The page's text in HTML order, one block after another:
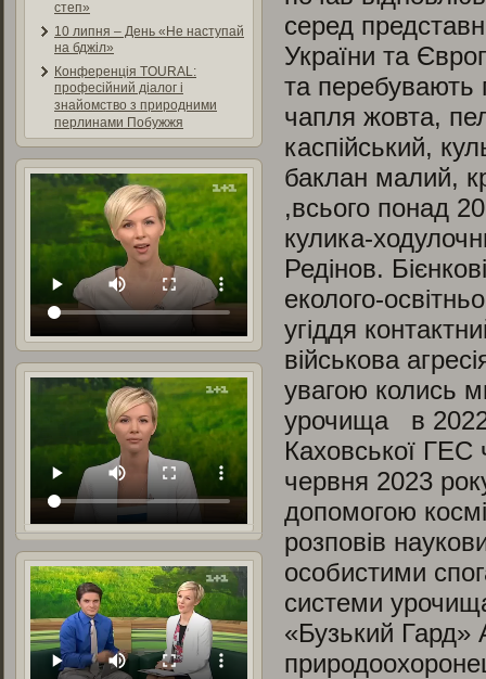
степ»
10 липня – День «Не наступай
на бджіл»
Конференція TOURAL:
професійний діалог і
знайомство з природними
перлинами Побужжя
серед
України та
та перебувають
чапля жовта,
каспійський,
баклан малий,
,всього понад
кулика-
Редінов.
еколого-
угіддя
військова
увагою колись
урочища в 2022
Каховської ГЕС
червня 2023
допомогою
розповів
особистими
системи
«Бузький